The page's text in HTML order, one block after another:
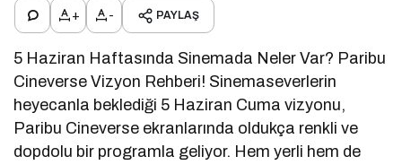
+ - PAYLAŞ
5 Haziran Haftasında Sinemada Neler Var? Paribu
Cineverse Vizyon Rehberi! Sinemaseverlerin
heyecanla beklediği 5 Haziran Cuma vizyonu,
Paribu Cineverse ekranlarında oldukça renkli ve
dopdolu bir programla geliyor. Hem yerli hem de